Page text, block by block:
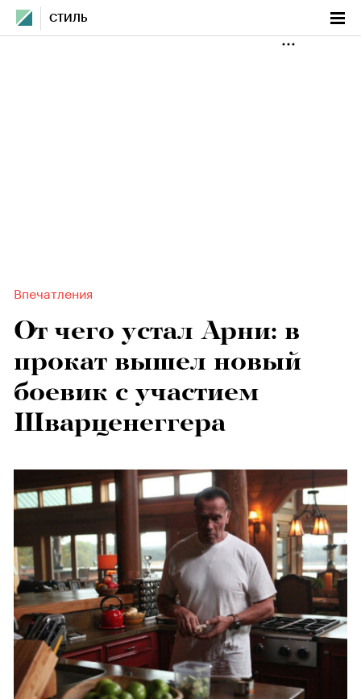
СТИЛЬ
Впечатления
От чего устал Арни: в
прокат вышел новый
боевик с участием
Шварценеггера